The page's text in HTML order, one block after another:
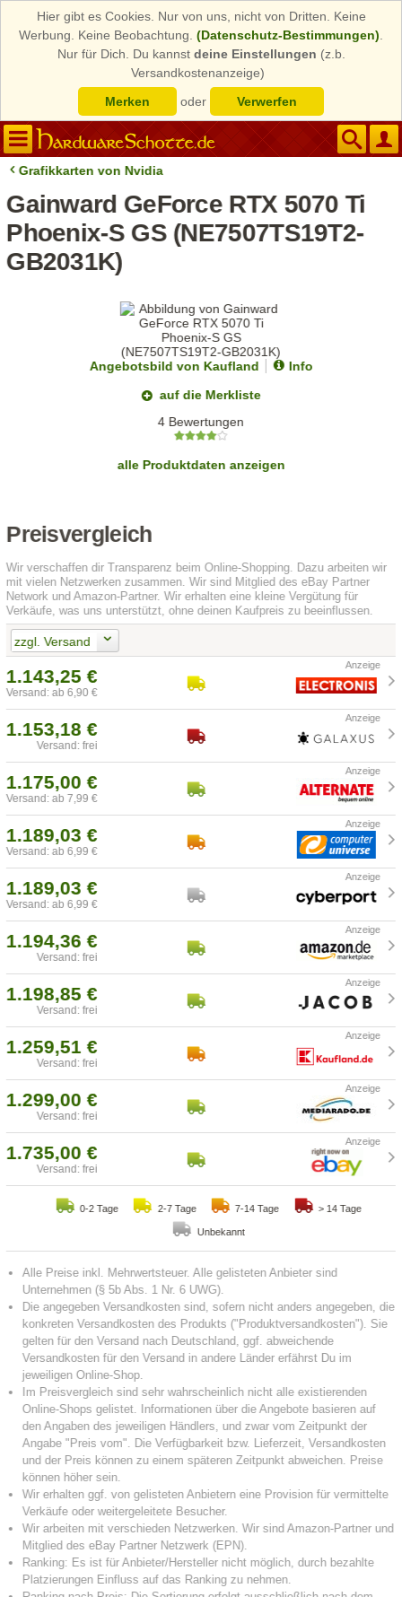
Hier gibt es Cookies. Nur von uns, nicht von Dritten. Keine
Werbung. Keine Beobachtung. (Datenschutz-Bestimmungen)
Nur für Dich. Du kannst deine Einstellungen (z.b.
Versandkostenanzeige)
Merken
oder Verwerfen
Grafikkarten von Nvidia
Gainward GeForce RTX 5070 Ti
Phoenix-S GS (NE7507TS19T2-
GB2031K)
Angebotsbild von Kaufland
Info
auf die Merkliste
4 Bewertungen
alle Produktdaten anzeigen
Preisvergleich
Wir verschaffen dir Transparenz beim Online-Shopping. Dazu arbeiten wir
mit vielen Netzwerken zusammen. Wir sind Mitglied des eBay Partner
Network und Amazon-Partner. Wir erhalten eine kleine Vergütung für
Verkäufe, was uns unterstützt, ohne deinen Kaufpreis zu beeinflussen.
zzgl. Versand
1.143,25 €
Versand: ab 6,90 €
1.153,18 €
Versand: frei
1.175,00 €
Versand: ab 7,99 €
1.189,03 €
Versand: ab 6,99 €
1.189,03 €
Versand: ab 6,99 €
1.194,36 €
Versand: frei
1.198,85 €
Versand: frei
1.259,51 €
Versand: frei
1.299,00 €
Versand: frei
1.735,00 €
Versand: frei
0-2 Tage 2-7 Tage 7-14 Tage > 14 Tage
Unbekannt